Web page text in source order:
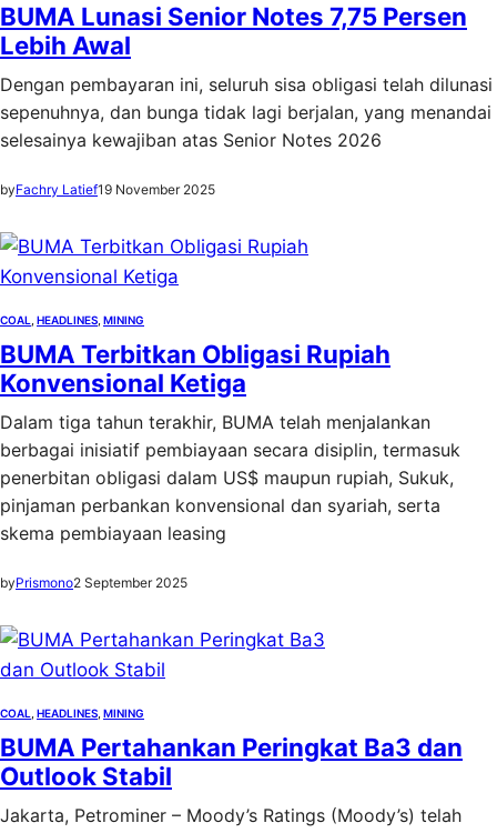
BUMA Lunasi Senior Notes 7,75 Persen
Lebih Awal
Dengan pembayaran ini, seluruh sisa obligasi telah dilunasi
sepenuhnya, dan bunga tidak lagi berjalan, yang menandai
selesainya kewajiban atas Senior Notes 2026
byFachry Latief19 November 2025
COAL HEADLINES MINING
BUMA Terbitkan Obligasi Rupiah
Konvensional Ketiga
Dalam tiga tahun terakhir, BUMA telah menjalankan
berbagai inisiatif pembiayaan secara disiplin, termasuk
penerbitan obligasi dalam US$ maupun rupiah, Sukuk,
pinjaman perbankan konvensional dan syariah, serta
skema pembiayaan leasing
byPrismono2 September 2025
COAL HEADLINES MINING
BUMA Pertahankan Peringkat Ba3 dan
Outlook Stabil
Jakarta, Petrominer – Moody’s Ratings (Moody’s) telah